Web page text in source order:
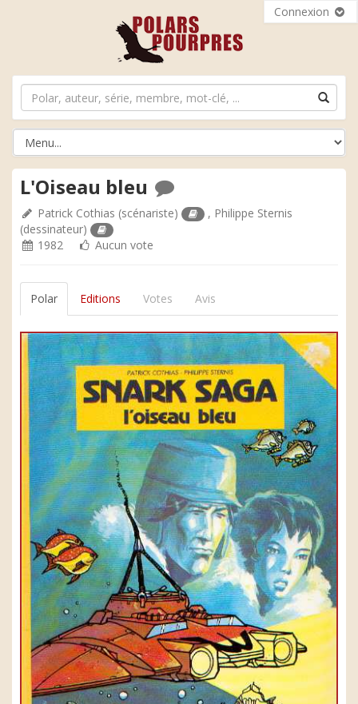
Connexion
L'Oiseau bleu
Patrick Cothias (scénariste) , Philippe Sternis
(dessinateur)
1982
Aucun vote
Polar Editions Votes Avis